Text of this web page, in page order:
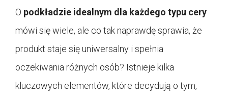
O podkładzie idealnym dla każdego typu cery
mówi się wiele, ale co tak naprawdę sprawia, że
produkt staje się uniwersalny i spełnia
oczekiwania różnych osób? Istnieje kilka
kluczowych elementów, które decydują o tym,